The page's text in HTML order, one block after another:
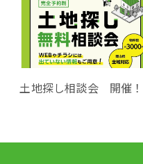
土地探し相談会 開催！